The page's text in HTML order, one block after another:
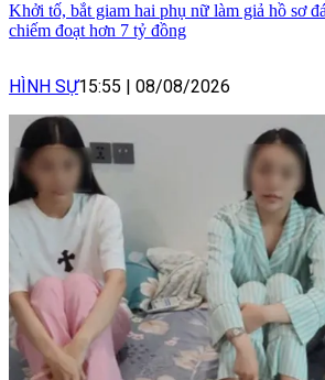
Khởi tố, bắt giam hai phụ nữ làm giả hồ sơ
chiếm đoạt hơn 7 tỷ đồng
HÌNH SỰ15:55 08/08/2026